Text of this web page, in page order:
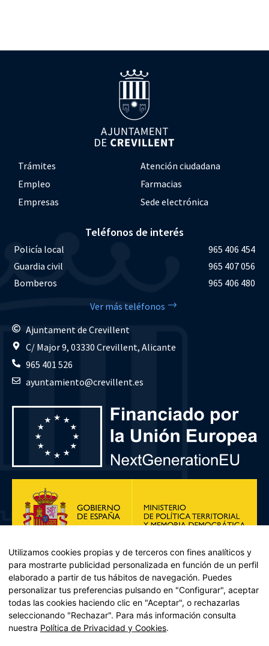
Trámites
Atención ciudadana
Empleo
Farmacias
Empresas
Sede electrónica
Teléfonos de interés
Policía local
965 406 454
Guardia civil
965 407 056
Bomberos
965 406 480
Ver más teléfonos
Ajuntament de Crevillent
C/ Major 9, 03330 Crevillent, Alicante
965 401 526
ayuntamiento@crevillent.es
Plan de Recuperación, Transformación y Resiliencia – Financiado por
Utilizamos cookies propias y de terceros con fines analíticos y
para mostrarte publicidad personalizada en función de un perfil
elaborado a partir de tus hábitos de navegación. Puedes
personalizar tus preferencias pulsando en "Configurar", aceptar
todas las cookies haciendo clic en "Aceptar", o rechazarlas
seleccionando "Rechazar". Para más información consulta
nuestra Política de Privacidad y Cookies.